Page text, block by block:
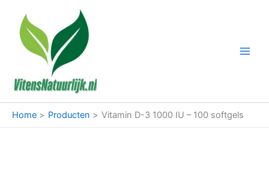
inhoud
Home Producten Vitamin D-3 1000 IU – 100 softgels